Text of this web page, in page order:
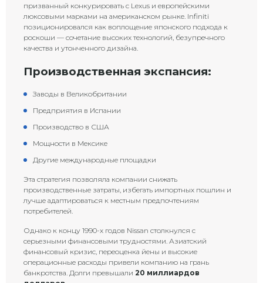
призванный конкурировать с Lexus и европейскими
люксовыми марками на американском рынке. Infiniti
позиционировался как воплощение японского подхода к
роскоши — сочетание высоких технологий, безупречного
качества и утонченного дизайна.
Производственная экспансия:
Заводы в Великобритании
Предприятия в Испании
Производство в США
Мощности в Мексике
Другие международные площадки
Эта стратегия позволяла компании снижать
производственные затраты, избегать импортных пошлин и
лучше адаптироваться к местным предпочтениям
потребителей.
Однако к концу 1990-х годов Nissan столкнулся с
серьезными финансовыми трудностями. Азиатский
финансовый кризис, переоценка йены и высокие
операционные расходы привели компанию на грань
банкротства. Долги превышали 20 миллиардов